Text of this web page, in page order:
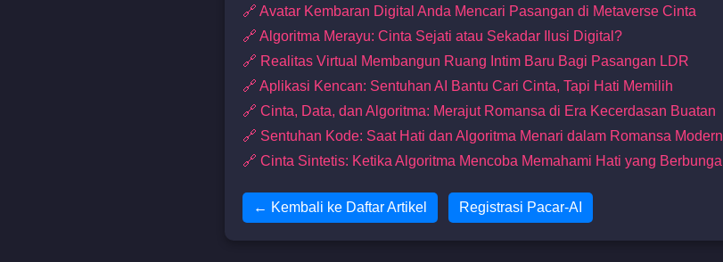
🔗 Avatar Kembaran Digital Anda Mencari Pasangan di Metaverse Cinta
🔗 Algoritma Merayu: Cinta Sejati atau Sekadar Ilusi Digital?
🔗 Realitas Virtual Membangun Ruang Intim Baru Bagi Pasangan LDR
🔗 Aplikasi Kencan: Sentuhan AI Bantu Cari Cinta, Tapi Hati Memilih
🔗 Cinta, Data, dan Algoritma: Merajut Romansa di Era Kecerdasan Buatan
🔗 Sentuhan Kode: Saat Hati dan Algoritma Menari dalam Romansa Modern
🔗 Cinta Sintetis: Ketika Algoritma Mencoba Memahami Hati yang Berbunga
← Kembali ke Daftar Artikel Registrasi Pacar-AI